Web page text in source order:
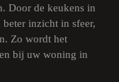
Door de keukens in
inzicht in sfeer,
Zo wordt het
bij uw woning in